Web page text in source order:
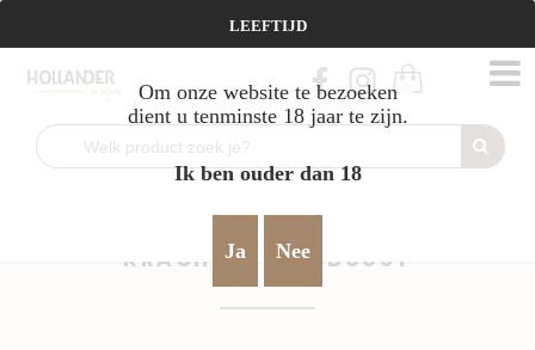
Vanaf €95 gratis verzending!
krachtig & robuust
KRACHTIG & ROBUUST
LEEFTIJD
Om onze website te bezoeken
dient u tenminste 18 jaar te zijn.
Ik ben ouder dan 18
Ja Nee